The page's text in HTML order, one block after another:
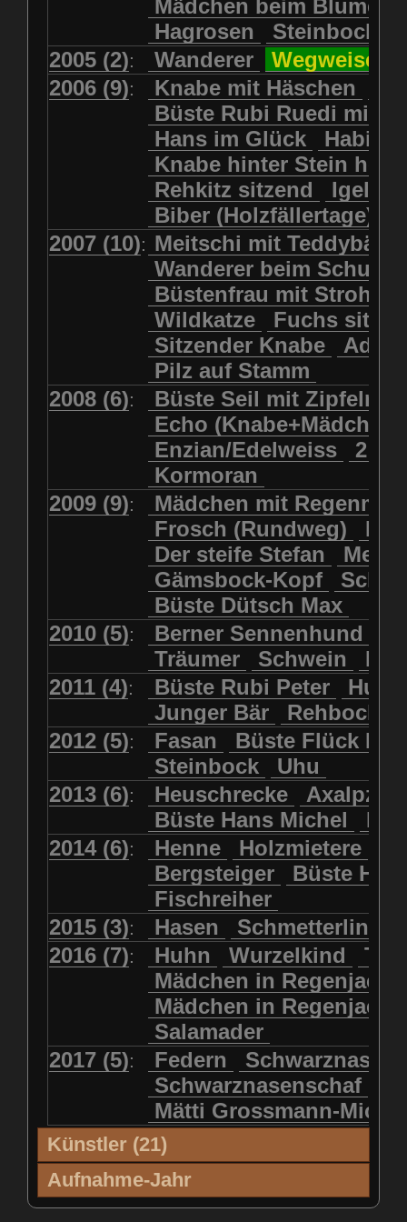
Mädchen in Regenjacke und
Mädchen mit Regenmolch
Mädchen mit Schmetterling
Mätti Grossmann-Michel
Meitschi (Rundweg)
Meitschi mit Teddybär
Pilzfraueli Risetenmandli
Sitzender Knabe Tengeler
Wanderer
Wanderer beim Schuhbinden
Wegweiser Wilde Hilde
Wildhüter Wurzelkind
Murmeltiere Rehbockkopf
Rehkitz Rehkitz sitzend
Salamader Schmetterling
Schmetterlinge Schnecke
Schwarznasenschaf
Schwarznasenschaf mit Kalb
Steinbock
Steinbock Steinmarder
Uhu Uhu mit Jungen
Waschbär Wildkatze
Wolf Ziegenkopf
Mädchen beim
Hagrosen
Steinbock
2005 (2): Wanderer
Wegweiser
2006 (9): Knabe mit Häschen
Büste Rubi Ruedi mit
Hans im Glück
Knabe hinter Stein
Rehkitz sitzend
Igel
Biber (Holzfällertage)
2007 (10): Meitschi mit Teddybär
Wanderer beim
Büstenfrau mit Strohut
Wildkatze
Fuchs
Sitzender Knabe
Adler
Pilz auf Stamm
2008 (6):
Büste Seil mit
Echo
Enzian/Edelweiss
2
Kormoran
2009 (9):
Mädchen mit
Frosch (Rundweg)
Der steife Stefan
Gämsbock-Kopf
Büste Dütsch Max
2010 (5): Berner Sennenhund
Träumer
Schwein
2011 (4): Büste Rubi Peter
Junger Bär
2012 (5): Fasan
Büste Flück
Steinbock
Uhu
2013 (6): Heuschrecke
Büste Hans Michel
2014 (6): Henne Holzmietere
Bergsteiger
Büste HP
Fischreiher
2015 (3): Hasen Schmetterlinge
2016 (7): Huhn Wurzelkind
Mädchen in
Mädchen in Regenjacke
Salamader
2017 (5): Federn
Schwarznasenschaf
Mätti Grossmann-
Künstler (21)
Künstler (21)
Blatter, Christina
Aufnahme-Jahr
2001 (6) 2005 (64) 2006 (38)